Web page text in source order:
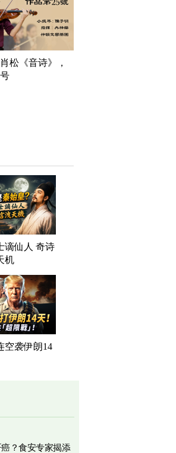
松《音诗》，
谪仙人 奇诗
机
空袭伊朗14
？食安专家揭添